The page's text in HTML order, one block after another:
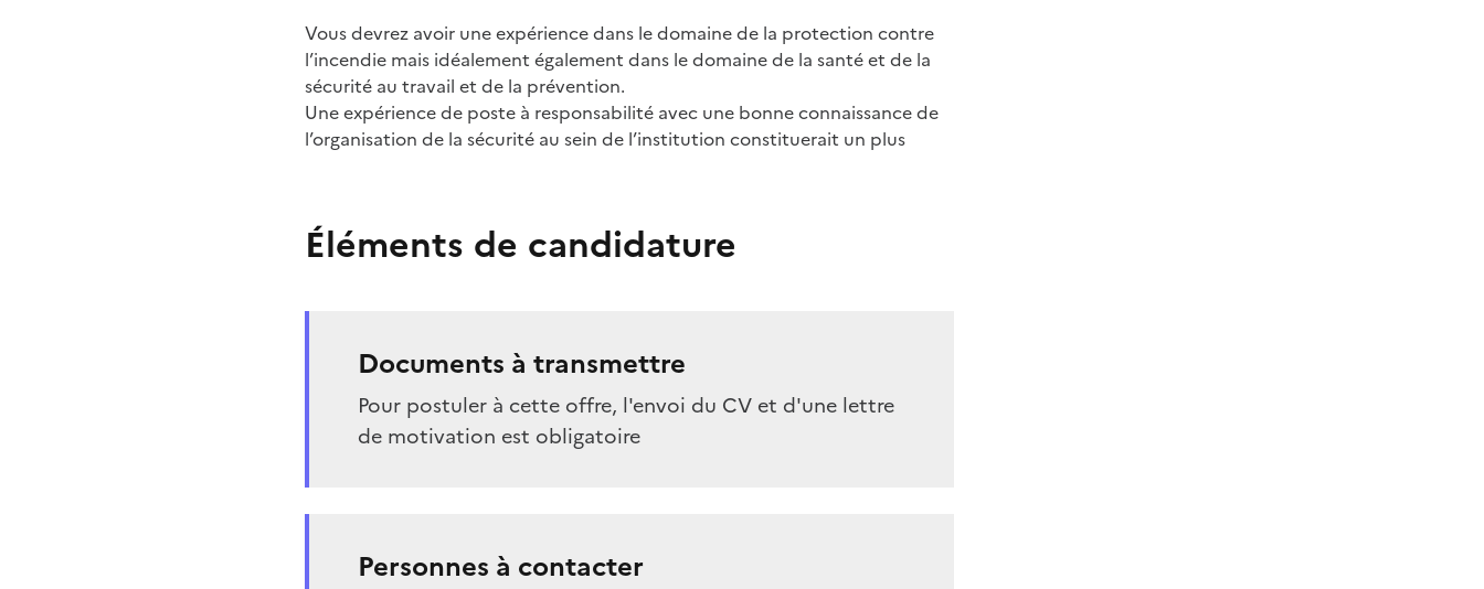
Vous devrez avoir une expérience dans le domaine de la protection contre
l’incendie mais idéalement également dans le domaine de la santé et de la
sécurité au travail et de la prévention.
Une expérience de poste à responsabilité avec une bonne connaissance de
l’organisation de la sécurité au sein de l’institution constituerait un plus
Éléments de candidature
Documents à transmettre
Pour postuler à cette offre, l'envoi du CV et d'une lettre
de motivation est obligatoire
Personnes à contacter